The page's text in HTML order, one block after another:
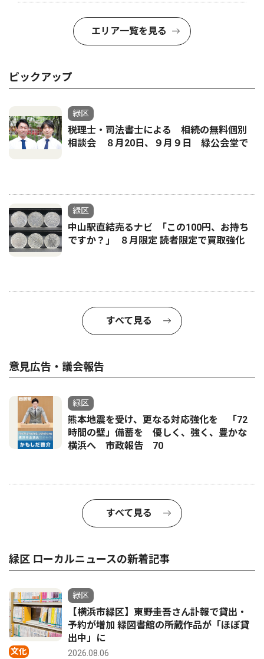
エリア一覧を見る
ピックアップ
緑区
税理士・司法書士による 相続の無料個別
相談会 ８月20日、９月９日 緑公会堂で
緑区
中山駅直結売るナビ ｢この100円、お持ち
ですか？｣ ８月限定 読者限定で買取強化
すべて見る
意見広告・議会報告
緑区
熊本地震を受け、更なる対応強化を 「72
時間の壁」備蓄を 優しく、強く、豊かな
横浜へ 市政報告 70
すべて見る
緑区 ローカルニュースの新着記事
文化
緑区
【横浜市緑区】東野圭吾さん訃報で貸出・
予約が増加 緑図書館の所蔵作品が「ほぼ貸
出中」に
2026.08.06